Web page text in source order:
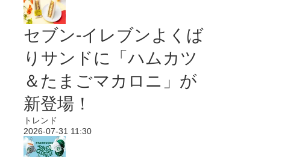
セブン‐イレブンよくば
りサンドに「ハムカツ
＆たまごマカロニ」が
新登場！
トレンド
2026-07-31 11:30